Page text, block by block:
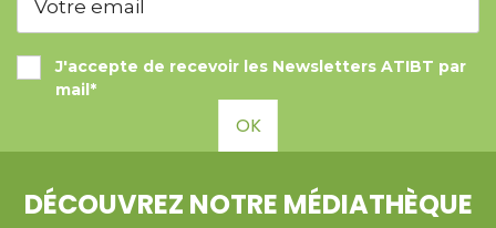
J'accepte de recevoir les Newsletters ATIBT par
mail*
OK
DÉCOUVREZ NOTRE MÉDIATHÈQUE